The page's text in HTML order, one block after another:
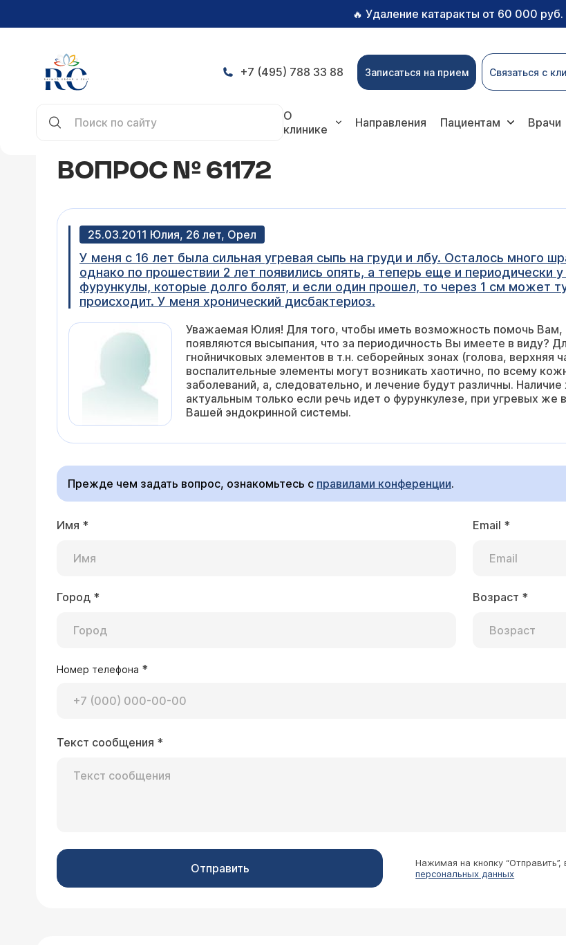
🔥 Удаление катаракты от 60 000 руб.
+7 (495) 788 33 88 Записаться на прием Связаться с
О
клинике
Направления Пациентам Врачи
ВОПРОС № 61172
25.03.2011 Юлия, 26 лет, Орел
У меня с 16 лет была сильная угревая сыпь на груди и лбу. Осталось много
однако по прошествии 2 лет появились опять, а теперь еще и периодически
фурункулы, которые долго болят, и если один прошел, то через 1 см может
происходит. У меня хронический дисбактериоз.
Уважаемая Юлия! Для того, чтобы иметь возможность помочь Вам,
появляются высыпания, что за периодичность Вы имеете в виду?
гнойничковых элементов в т.н. себорейных зонах (голова, верхняя
воспалительные элементы могут возникать хаотично, по всему
заболеваний, а, следовательно, и лечение будут различны.
актуальным только если речь идет о фурункулезе, при угревых же
Вашей эндокринной системы.
Прежде чем задать вопрос, ознакомьтесь с правилами конференции.
Имя * Email *
Город * Возраст *
Номер телефона *
Текст сообщения *
Отправить Нажимая на кнопку
персональных данных